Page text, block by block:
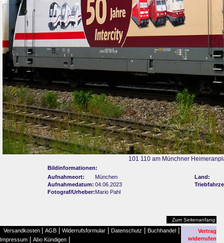
101 110 am Münchner
Bildinformationen:
Aufnahmeort:
München
Land:
Aufnahmedatum: 04.06.2023
Fotograf/Urheber:Mario Pahl
Zum Seitenanfang
Versandkosten AGB Widerrufsformular Datenschutz Buchhandel
Impressum Abo Kündigen
Vertrag
widerrufen